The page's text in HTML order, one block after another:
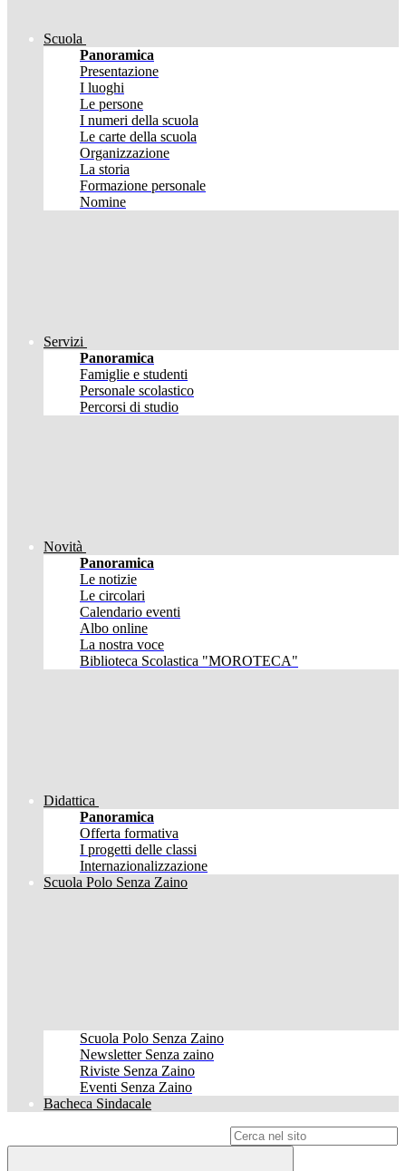
Scuola
Panoramica
Presentazione
I luoghi
Le persone
I numeri della scuola
Le carte della scuola
Organizzazione
La storia
Formazione personale
Nomine
Servizi
Panoramica
Famiglie e studenti
Personale scolastico
Percorsi di studio
Novità
Panoramica
Le notizie
Le circolari
Calendario eventi
Albo online
La nostra voce
Biblioteca Scolastica "MOROTECA"
Didattica
Panoramica
Offerta formativa
I progetti delle classi
Internazionalizzazione
Scuola Polo Senza Zaino
Scuola Polo Senza Zaino
Newsletter Senza zaino
Riviste Senza Zaino
Eventi Senza Zaino
Bacheca Sindacale